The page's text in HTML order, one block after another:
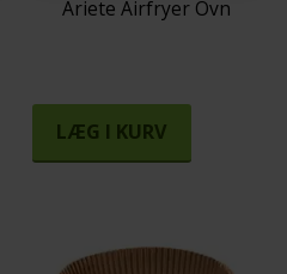
Ariete Airfryer Ovn
LÆG I KURV